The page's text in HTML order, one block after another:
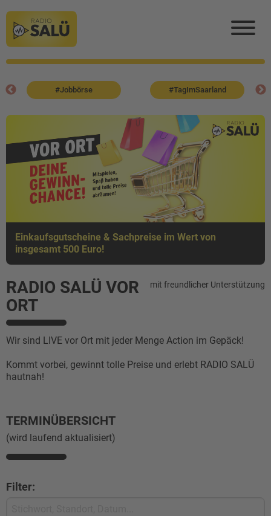
#Jobbörse #TagImSaarland
Einkaufsgutscheine & Sachpreise im Wert von
insgesamt 500 Euro!
mit freundlicher Unterstützung
RADIO SALÜ VOR
ORT
Wir sind LIVE vor Ort mit jeder Menge Action im Gepäck!
Kommt vorbei, gewinnt tolle Preise und erlebt RADIO SALÜ
hautnah!
TERMINÜBERSICHT
(wird laufend aktualisiert)
Filter: